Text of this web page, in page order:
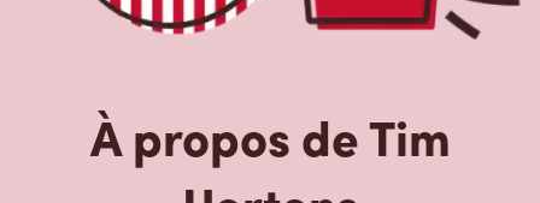
À propos de Tim
Hortons